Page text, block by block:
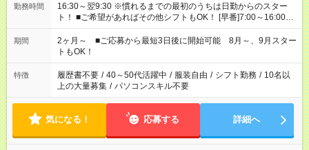
勤務時間
16:30～翌9:30 ※慣れるまでの最初のうちは日勤からのスター
ト！ ■ご希望があればその他シフトもOK！ [早番]7:00～16:00
[日勤]9:00～18:00 [遅番]10:00～19:00など ※Wワーク希望の方
へ 今ご覧のお仕事で希望する勤務時間と、もう1つのお仕事の勤
務時間。 合計で週40時間を超える場合は応募できません。
期間
2ヶ月～ ■ご応募から最短3日後に開始可能 8月～、9月スター
トもOK！
特徴 履歴書不要 / 40～50代活躍中 / 服装自由 / シフト勤務 / 10名以
上の大量募集 / パソコンスキル不要
気になる！ 応募する 詳細へ